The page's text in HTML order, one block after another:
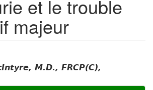
et le trouble
majeur
M.D., FRCP(C),